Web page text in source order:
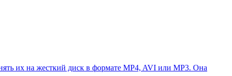
их на жесткий диск в формате MP4, AVI или MP3. Она